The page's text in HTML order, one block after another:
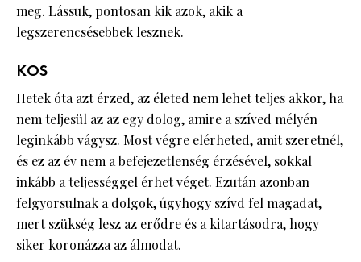
meg. Lássuk, pontosan kik azok, akik a
legszerencsésebbek lesznek.
KOS
Hetek óta azt érzed, az életed nem lehet teljes akkor, ha
nem teljesül az az egy dolog, amire a szíved mélyén
leginkább vágysz. Most végre elérheted, amit szeretnél,
és ez az év nem a befejezetlenség érzésével, sokkal
inkább a teljességgel érhet véget. Ezután azonban
felgyorsulnak a dolgok, úgyhogy szívd fel magadat,
mert szükség lesz az erődre és a kitartásodra, hogy
siker koronázza az álmodat.